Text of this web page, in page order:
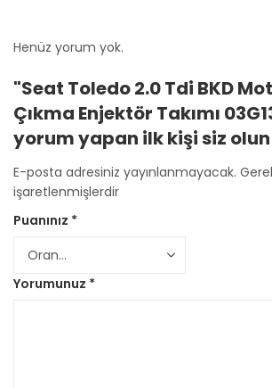
Henüz yorum yok.
"Seat Toledo 2.0 Tdi BKD
Çıkma Enjektör Takımı
yorum yapan ilk kişi siz olun
E-posta adresiniz yayınlanmayacak.
işaretlenmişlerdir
Puanınız *
Yorumunuz *